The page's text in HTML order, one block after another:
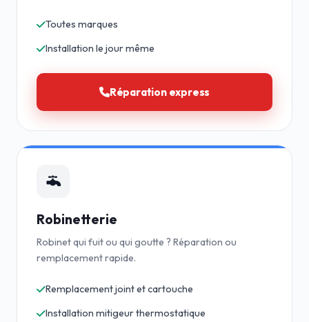
Toutes marques
Installation le jour même
Réparation express
Robinetterie
Robinet qui fuit ou qui goutte ? Réparation ou
remplacement rapide.
Remplacement joint et cartouche
Installation mitigeur thermostatique